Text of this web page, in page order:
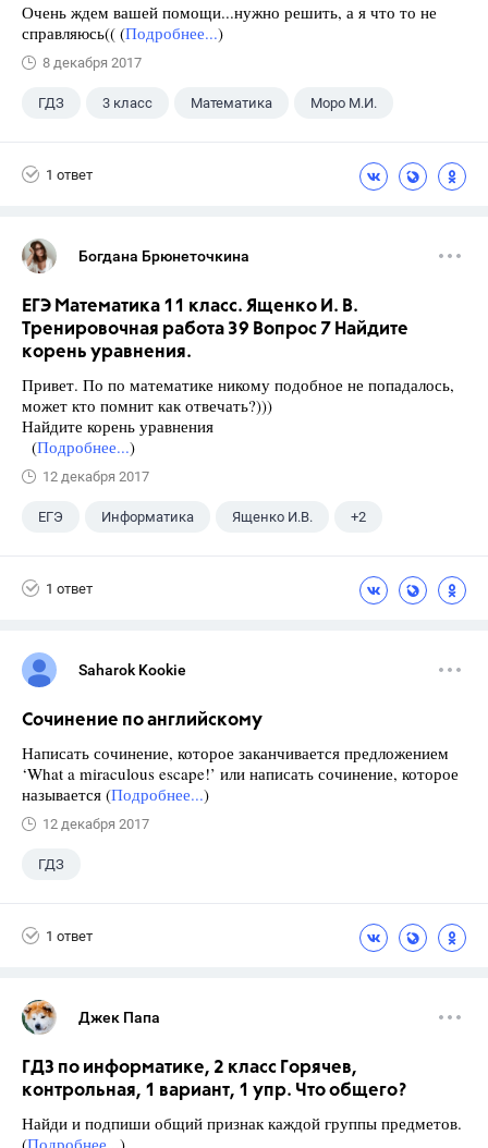
Очень ждем вашей помощи...нужно решить, а я что то не
справляюсь(( (Подробнее...)
8 декабря 2017
ГДЗ 3 класс Математика Моро М.И.
1 ответ
Богдана Брюнеточкина
ЕГЭ Математика 11 класс. Ященко И. В.
Тренировочная работа 39 Вопрос 7 Найдите
корень уравнения.
Привет. По по математике никому подобное не попадалось,
может кто помнит как отвечать?)))
Найдите корень уравнения
(Подробнее...)
12 декабря 2017
ЕГЭ Информатика Ященко И.В. +2
1 ответ
Saharok Kookie
Сочинение по английскому
Написать сочинение, которое заканчивается предложением
‘What a miraculous escape!’ или написать сочинение, которое
называется (Подробнее...)
12 декабря 2017
ГДЗ
1 ответ
Джек Папа
ГДЗ по информатике, 2 класс Горячев,
контрольная, 1 вариант, 1 упр. Что общего?
Найди и подпиши общий признак каждой группы предметов.
(Подробнее...)